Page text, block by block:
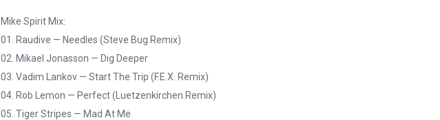
Mike Spirit Mix:
01. Raudive — Needles (Steve Bug Remix)
02. Mikael Jonasson — Dig Deeper
03. Vadim Lankov — Start The Trip (F.E.X. Remix)
04. Rob Lemon — Perfect (Luetzenkirchen Remix)
05. Tiger Stripes — Mad At Me